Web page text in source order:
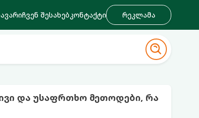
ჩვენ შესახებკონტაქტი რეკლამა
და უსაფრთხო მეთოდები, რა